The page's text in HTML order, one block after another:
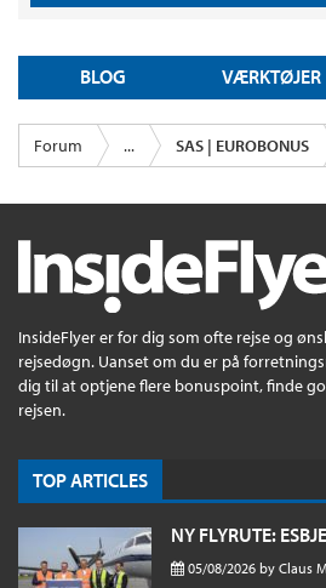
BLOG VÆRKTØJER
Forum ... SAS | EUROBONUS
InsideFlyer er for dig som ofte rejse og
rejsedøgn. Uanset om du er på
dig til at optjene flere bonuspoint, finde
rejsen.
TOP ARTICLES
NY FLYRUTE:
05/08/2026 by Claus